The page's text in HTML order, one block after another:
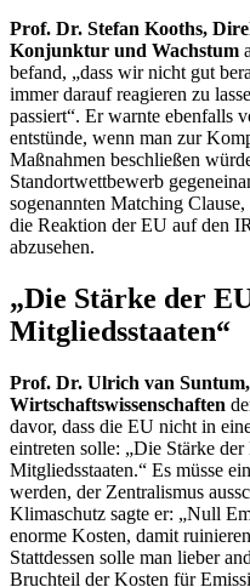
Prof. Dr. Stefan Kooths,
Konjunktur und Wachstum
befand, „dass wir nicht gut
immer darauf reagieren zu
passiert“. Er warnte ebenfalls
entstünde, wenn man zur
Maßnahmen beschließen
Standortwettbewerb
sogenannten Matching Clause,
die Reaktion der EU auf den
abzusehen.
„Die Stärke der
Mitgliedsstaaten“
Prof. Dr. Ulrich van Suntum,
Wirtschaftswissenschaften
davor, dass die EU nicht in
eintreten solle: „Die Stärke
Mitgliedsstaaten.“ Es müsse
werden, der Zentralismus
Klimaschutz sagte er: „Null
enorme Kosten, damit
Stattdessen solle man lieber
Bruchteil der Kosten für